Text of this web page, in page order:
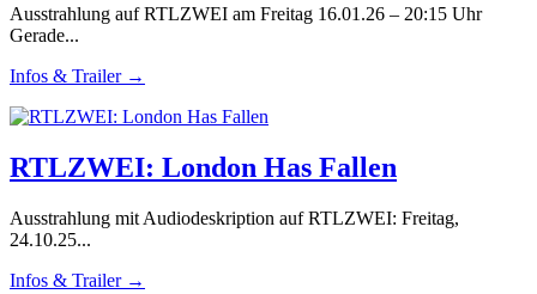
Ausstrahlung auf RTLZWEI am Freitag 16.01.26 – 20:15 Uhr
Gerade...
Infos & Trailer →
RTLZWEI: London Has Fallen
Ausstrahlung mit Audiodeskription auf RTLZWEI: Freitag,
24.10.25...
Infos & Trailer →